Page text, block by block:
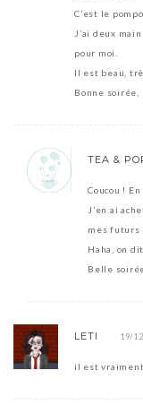
C’est le
J’ai deux
pour moi.
Il est beau,
Bonne soirée,
TEA &
Coucou !
J’en ai
mes futurs
Haha, on
Belle
LETI 19/
il est